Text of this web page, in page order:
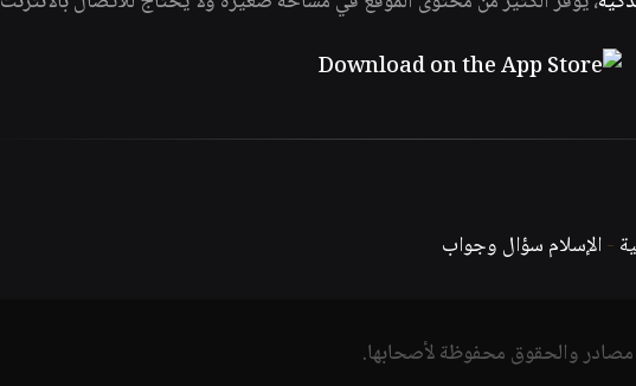
-الإسلام سؤال وجواب
والحقوق محفوظة لأصحابها.